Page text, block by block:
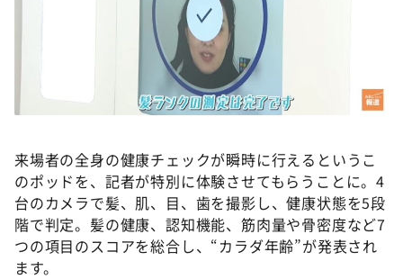
来場者の全身の健康チェックが瞬時に行えるというこ
のポッドを、記者が特別に体験させてもらうことに。4
台のカメラで髪、肌、目、歯を撮影し、健康状態を5段
階で判定。髪の健康、認知機能、筋肉量や骨密度など7
つの項目のスコアを総合し、“カラダ年齢”が発表され
ます。